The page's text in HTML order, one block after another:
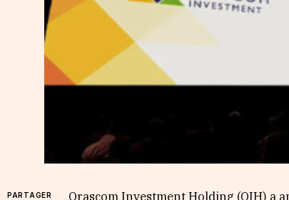
PARTAGER
Orascom Investment Holding (OIH) a